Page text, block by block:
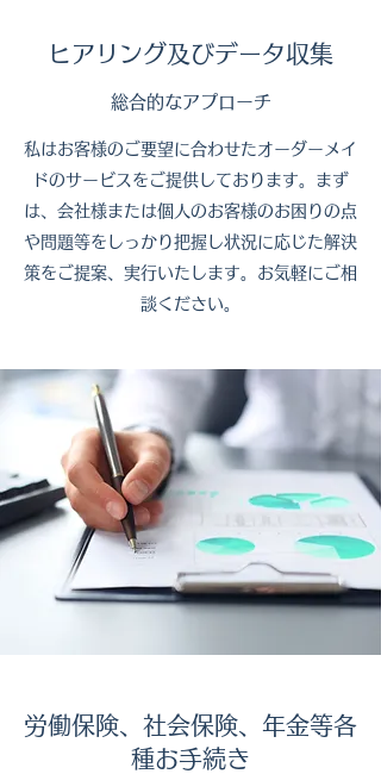
ヒアリング及びデータ収集
総合的なアプローチ
私はお客様のご要望に合わせたオーダーメイ
ドのサービスをご提供しております。まず
は、会社様または個人のお客様のお困りの点
や問題等をしっかり把握し状況に応じた解決
策をご提案、実行いたします。お気軽にご相
談ください。
​労働保険、社会保険、年金等各
種お手続き